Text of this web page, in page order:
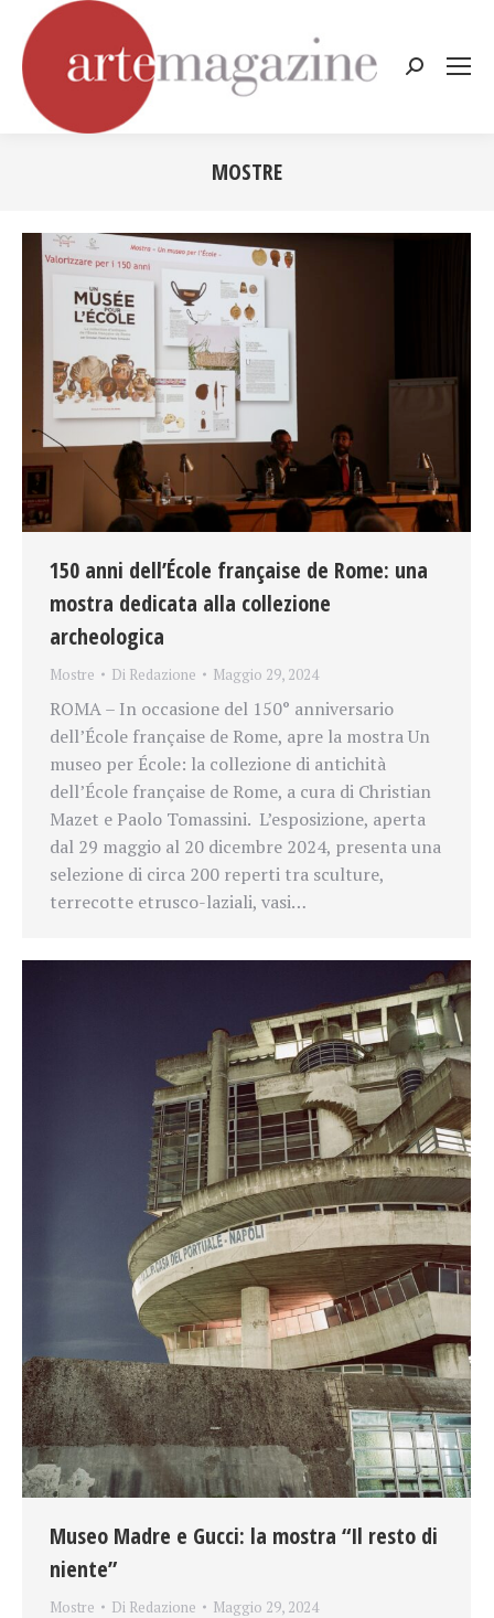
Cerca:
MOSTRE
150 anni dell’École française de Rome: una
mostra dedicata alla collezione
archeologica
Mostre Di Redazione Maggio 29, 2024
ROMA – In occasione del 150° anniversario
dell’École française de Rome, apre la mostra Un
museo per École: la collezione di antichità
dell’École française de Rome, a cura di Christian
Mazet e Paolo Tomassini. L’esposizione, aperta
dal 29 maggio al 20 dicembre 2024, presenta una
selezione di circa 200 reperti tra sculture,
terrecotte etrusco-laziali, vasi…
Museo Madre e Gucci: la mostra “Il resto di
niente”
Mostre Di Redazione Maggio 29, 2024